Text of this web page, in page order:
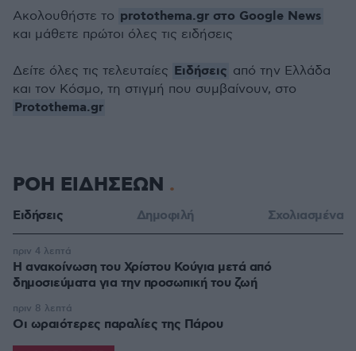
Ακολουθήστε το protothema.gr στο Google News
και μάθετε πρώτοι όλες τις ειδήσεις
Δείτε όλες τις τελευταίες Ειδήσεις από την Ελλάδα
και τον Κόσμο, τη στιγμή που συμβαίνουν, στο
Protothema.gr
ΡΟΗ ΕΙΔΗΣΕΩΝ
Ειδήσεις Δημοφιλή Σχολιασμένα
Η ανακοίνωση του Χρίστου Κούγια μετά από
δημοσιεύματα για την προσωπική του ζωή
πριν 4 λεπτά
Οι ωραιότερες παραλίες της Πάρου
πριν 8 λεπτά